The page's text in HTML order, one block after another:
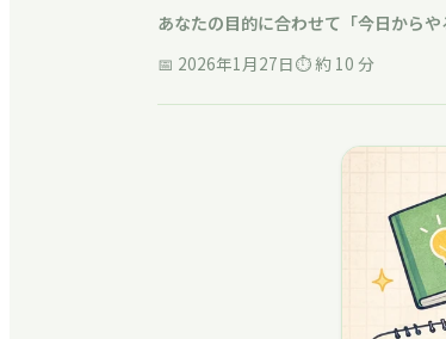
あなたの目的に合わせて「今日から
📅 2026年1月27日⏱ 約 10 分